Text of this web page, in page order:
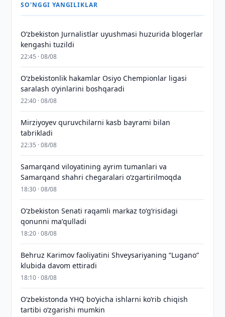
SO'NGGI YANGILIKLAR
O‘zbekiston Jurnalistlar uyushmasi huzurida blogerlar
kengashi tuzildi
22:45 · 08/08
O‘zbekistonlik hakamlar Osiyo Chempionlar ligasi
saralash o‘yinlarini boshqaradi
22:40 · 08/08
Mirziyoyev quruvchilarni kasb bayrami bilan
tabrikladi
22:35 · 08/08
Samarqand viloyatining ayrim tumanlari va
Samarqand shahri chegaralari oʻzgartirilmoqda
18:30 · 08/08
Oʻzbekiston Senati raqamli markaz toʻgʻrisidagi
qonunni maʼqulladi
18:20 · 08/08
Behruz Karimov faoliyatini Shveysariyaning “Lugano”
klubida davom ettiradi
18:10 · 08/08
O‘zbekistonda YHQ bo‘yicha ishlarni ko‘rib chiqish
tartibi o‘zgarishi mumkin